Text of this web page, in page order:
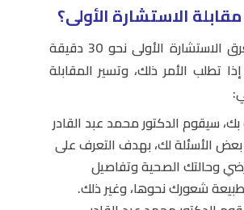
الاستشارة الأولى؟
عادة ما تستغرق الاستشارة الأولى نحو 30 دقيقة
إذا تطلب الأمر ذلك، وتسير المقابلة
بك، سيقوم الدكتور محمد عبد القادر
بعض الأسئلة لك، بهدف التعرف على
وحالتك الصحية وتفاصيل
شعورك نحوها، وغير ذلك.